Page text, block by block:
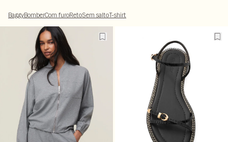
BaggyBomberCom furoRetoSem saltoT-shirt